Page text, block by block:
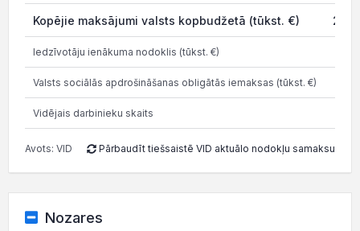
Kopējie maksājumi valsts kopbudžetā (tūkst. €) 2
Iedzīvotāju ienākuma nodoklis (tūkst. €)
Valsts sociālās apdrošināšanas obligātās iemaksas (tūkst. €)
Vidējais darbinieku skaits
Avots: VID Pārbaudīt tiešsaistē VID aktuālo nodokļu samaksu
Nozares